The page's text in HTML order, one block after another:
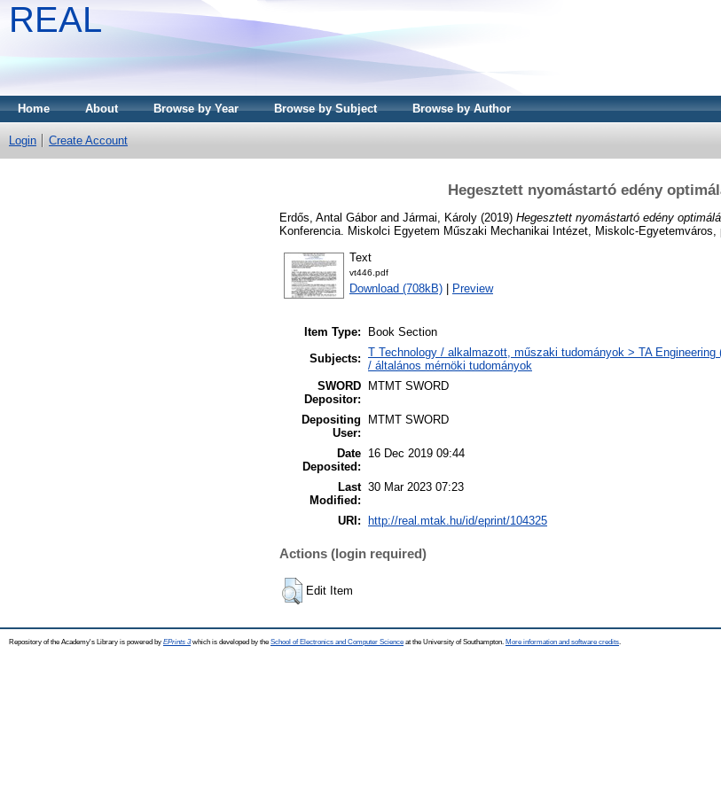
REAL
Home About Browse by Year Browse by Subject Browse by Author
Login Create Account
Hegesztett nyomástartó edény
Erdős, Antal Gáborand Jármai, Károly (2019) Hegesztett nyomástartó edény
Konferencia. Miskolci Egyetem Műszaki Mechanikai Intézet, Miskolc-Egyetemváros,
Text
vt446.pdf
Download (708kB) Preview
Item Type:
Book Section
Subjects: T Technology / alkalmazott, műszaki tudományok > TA Engineering
/ általános mérnöki tudományok
SWORD
Depositor:
MTMT SWORD
Depositing
User:
MTMT SWORD
Date
Deposited:
16 Dec 2019 09:44
Last
Modified:
30 Mar 2023 07:23
URI: http://real.mtak.hu/id/eprint/104325
Actions (login required)
Edit Item
Repository of the Academy's Library is powered by EPrints 3which is developed by the School of Electronics and Computer Science at the University of Southampton. More information and software credits